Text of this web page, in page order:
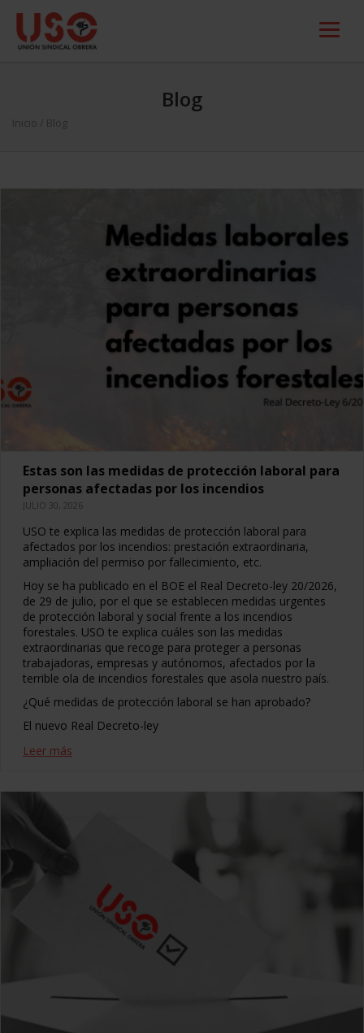
Blog
Inicio / Blog
Estas son las medidas de protección laboral para
personas afectadas por los incendios
JULIO 30, 2026
USO te explica las medidas de protección laboral para
afectados por los incendios: prestación extraordinaria,
ampliación del permiso por fallecimiento, etc.
Hoy se ha publicado en el BOE el Real Decreto-ley 20/2026,
de 29 de julio, por el que se establecen medidas urgentes
de protección laboral y social frente a los incendios
forestales. USO te explica cuáles son las medidas
extraordinarias que recoge para proteger a personas
trabajadoras, empresas y autónomos, afectados por la
terrible ola de incendios forestales que asola nuestro país.
¿Qué medidas de protección laboral se han aprobado?
El nuevo Real Decreto-ley
Leer más